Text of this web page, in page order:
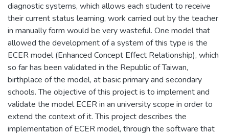
diagnostic systems, which allows each student to receive
their current status learning, work carried out by the teacher
in manually form would be very wasteful. One model that
allowed the development of a system of this type is the
ECER model (Enhanced Concept Effect Relationship), which
so far has been validated in the Republic of Taiwan,
birthplace of the model, at basic primary and secondary
schools. The objective of this project is to implement and
validate the model ECER in an university scope in order to
extend the context of it. This project describes the
implementation of ECER model, through the software that